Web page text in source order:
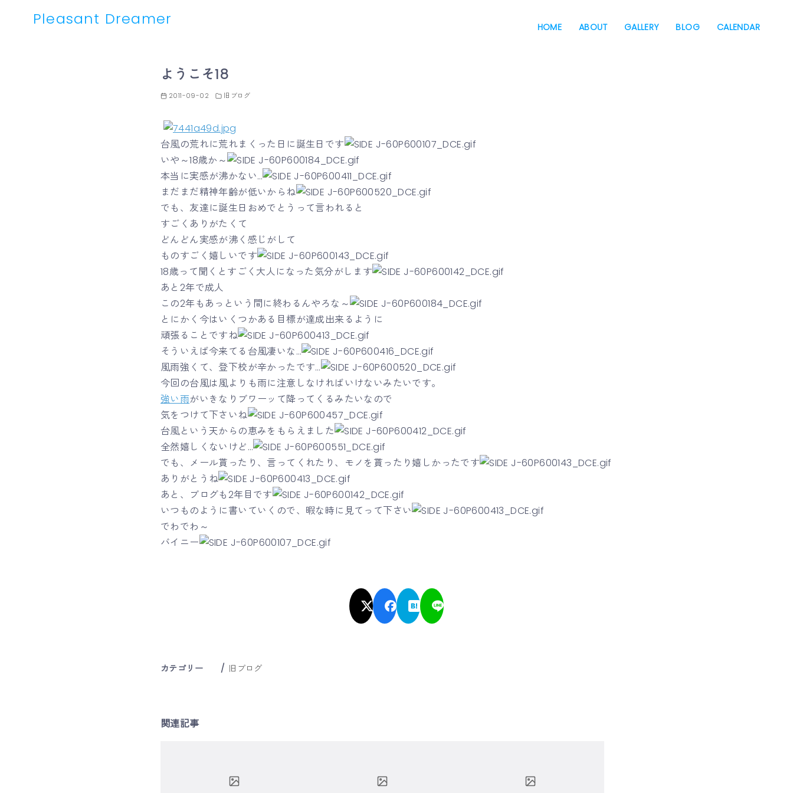
Pleasant Dreamer HOME ABOUT GALLERY BLOG CALENDAR
ようこそ18
2011-09-02 旧ブログ
台風の荒れに荒れまくった日に誕生日です
いや～18歳か～
本当に実感が沸かない…
まだまだ精神年齢が低いからね
でも、友達に誕生日おめでとうって言われると
すごくありがたくて
どんどん実感が沸く感じがして
ものすごく嬉しいです
18歳って聞くとすごく大人になった気分がします
あと2年で成人
この2年もあっという間に終わるんやろな～
とにかく今はいくつかある目標が達成出来るように
頑張ることですね
そういえば今来てる台風凄いな…
風雨強くて、登下校が辛かったです…
今回の台風は風よりも雨に注意しなければいけないみたいです。
強い雨がいきなりブワーッて降ってくるみたいなので
気をつけて下さいね
台風という天からの恵みをもらえました
全然嬉しくないけど…
でも、メール貰ったり、言ってくれたり、モノを貰ったり嬉しかったです
ありがとうね
あと、ブログも2年目です
いつものように書いていくので、暇な時に見てって下さい
でわでわ～
バイニー
カテゴリー 旧ブログ
関連記事